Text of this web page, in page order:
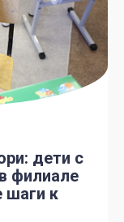
дети с
филиале
шаги к